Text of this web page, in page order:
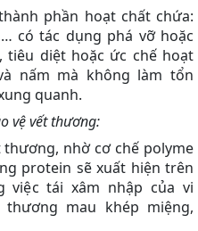
phần hoạt chất chứa:
có tác dụng phá vỡ hoặc
tiêu diệt hoặc ức chế hoạt
nấm mà không làm tổn
quanh.
vệ vết thương:
thương, nhờ cơ chế polyme
protein sẽ xuất hiện trên
việc tái xâm nhập của vi
mau khép miệng,